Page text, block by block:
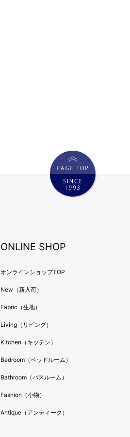
ONLINE SHOP
オンラインショップTOP
New（新入荷）
Fabric（生地）
Living（リビング）
Kitchen（キッチン）
Bedroom（ベッドルーム）
Bathroom（バスルーム）
Fashion（小物）
Antique（アンティーク）